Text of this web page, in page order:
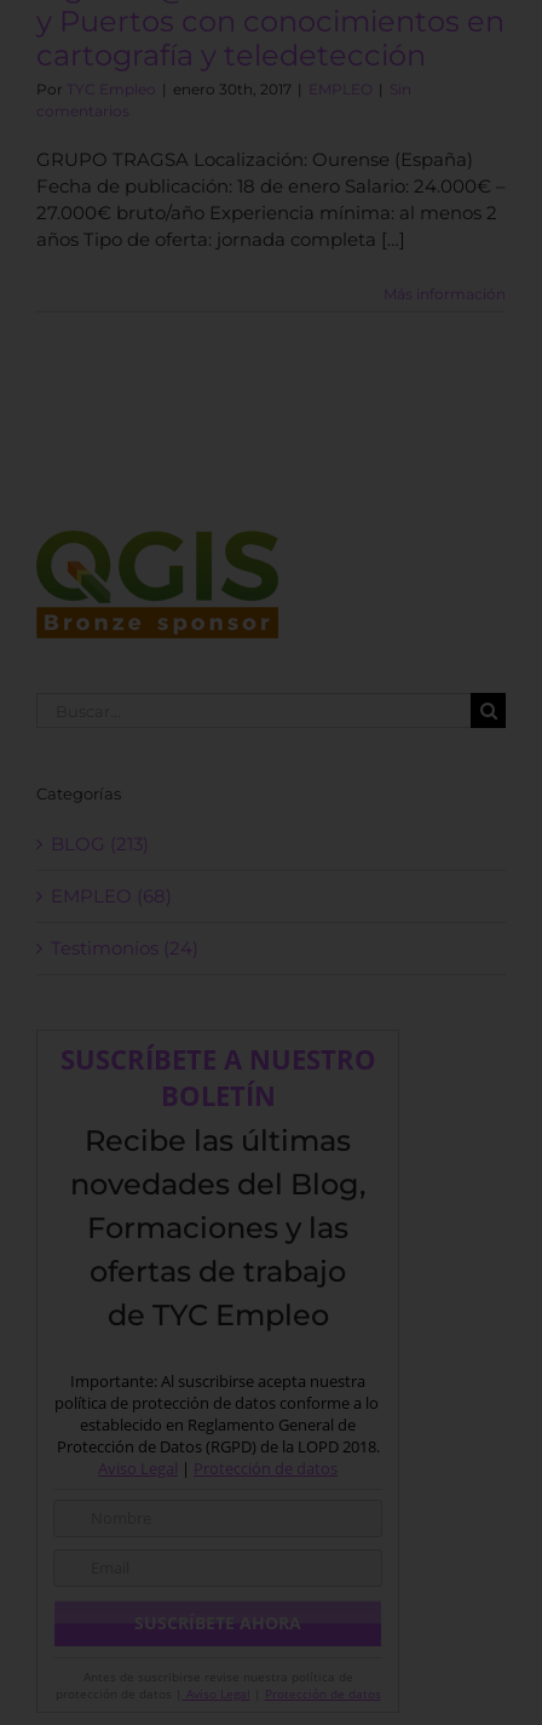
y Puertos con conocimientos en
cartografía y teledetección
Por TYC Empleo | enero 30th, 2017 | EMPLEO | Sin
comentarios
GRUPO TRAGSA Localización: Ourense (España)
Fecha de publicación: 18 de enero Salario: 24.000€ –
27.000€ bruto/año Experiencia mínima: al menos 2
años Tipo de oferta: jornada completa […]
Más información
Categorías
BLOG (213)
EMPLEO (68)
Testimonios (24)
SUSCRÍBETE A NUESTRO
BOLETÍN
Recibe las últimas
novedades del Blog,
Formaciones y las
ofertas de trabajo
de TYC Empleo
Importante: Al suscribirse acepta nuestra
política de protección de datos conforme a lo
establecido en Reglamento General de
Protección de Datos (RGPD) de la LOPD 2018.
Aviso Legal | Protección de datos
Aviso Legal Protección de datos